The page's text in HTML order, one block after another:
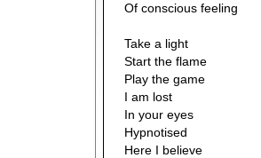
Of conscious feeling
Take a light
Start the flame
Play the game
I am lost
In your eyes
Hypnotised
Here I believe